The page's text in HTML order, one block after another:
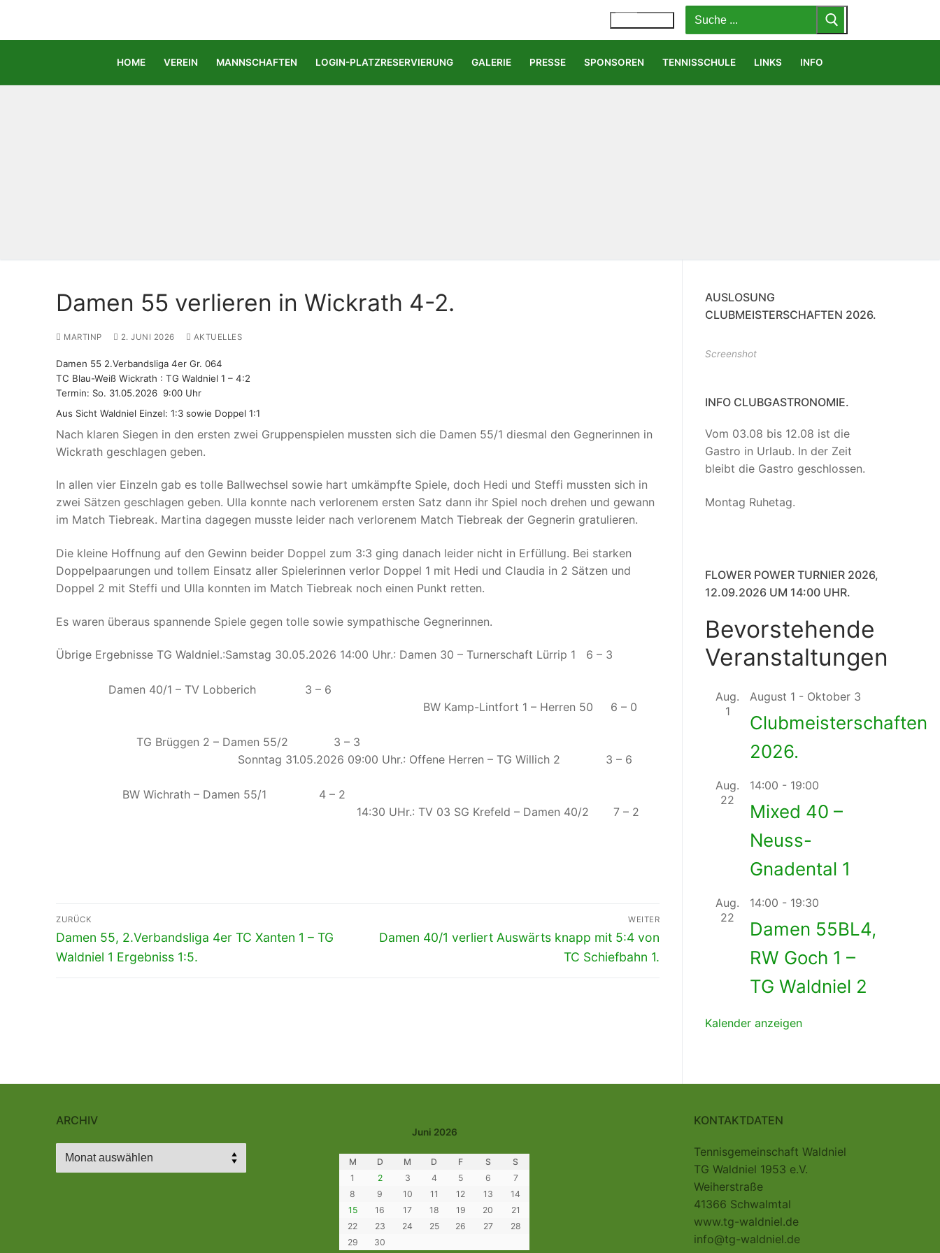
springen
Suchen
nach:
HOME VEREIN MANNSCHAFTEN LOGIN-PLATZRESERVIERUNG GALERIE PRESSE SPONSOREN TENNISSCHULE LINKS INFO
Damen 55 verlieren in Wickrath 4-2.
MARTINP 2. JUNI 2026 AKTUELLES
Damen 55 2.Verbandsliga 4er Gr. 064
TC Blau-Weiß Wickrath : TG Waldniel 1 – 4:2
Termin: So. 31.05.2026 9:00 Uhr
Aus Sicht Waldniel Einzel: 1:3 sowie Doppel 1:1
Nach klaren Siegen in den ersten zwei Gruppenspielen mussten sich die Damen 55/1 diesmal den Gegnerinnen in
Wickrath geschlagen geben.
In allen vier Einzeln gab es tolle Ballwechsel sowie hart umkämpfte Spiele, doch Hedi und Steffi mussten sich in
zwei Sätzen geschlagen geben. Ulla konnte nach verlorenem ersten Satz dann ihr Spiel noch drehen und gewann
im Match Tiebreak. Martina dagegen musste leider nach verlorenem Match Tiebreak der Gegnerin gratulieren.
Die kleine Hoffnung auf den Gewinn beider Doppel zum 3:3 ging danach leider nicht in Erfüllung. Bei starken
Doppelpaarungen und tollem Einsatz aller Spielerinnen verlor Doppel 1 mit Hedi und Claudia in 2 Sätzen und
Doppel 2 mit Steffi und Ulla konnten im Match Tiebreak noch einen Punkt retten.
Es waren überaus spannende Spiele gegen tolle sowie sympathische Gegnerinnen.
Übrige Ergebnisse TG Waldniel.:Samstag 30.05.2026 14:00 Uhr.: Damen 30 – Turnerschaft Lürrip 1 6 – 3
Damen 40/1 – TV Lobberich 3 – 6
BW Kamp-Lintfort 1 – Herren 50 6 – 0
TG Brüggen 2 – Damen 55/2 3 – 3
Sonntag 31.05.2026 09:00 Uhr.: Offene Herren – TG Willich 2 3 – 6
BW Wichrath – Damen 55/1 4 – 2
14:30 UHr.: TV 03 SG Krefeld – Damen 40/2 7 – 2
Beitragsnavigation
ZURÜCK
Vorheriger
Beitrag:
Damen 55, 2.Verbandsliga 4er TC Xanten 1 – TG
Waldniel 1 Ergebniss 1:5.
WEITER
Nächster
Damen 40/1 verliert Auswärts knapp mit 5:4 von
TC Schiefbahn 1.
AUSLOSUNG
CLUBMEISTERSCHAFTEN 2026.
Screenshot
INFO CLUBGASTRONOMIE.
Vom 03.08 bis 12.08 ist die
Gastro in Urlaub. In der Zeit
bleibt die Gastro geschlossen.
Montag Ruhetag.
FLOWER POWER TURNIER 2026,
12.09.2026 UM 14:00 UHR.
Bevorstehende
Veranstaltungen
Aug.
1
August 1 - Oktober 3
Clubmeisterschaften
2026.
Aug.
22
14:00 - 19:00
Mixed 40 –
Neuss-
Gnadental 1
Aug.
22
14:00 - 19:30
Damen 55BL4,
RW Goch 1 –
TG Waldniel 2
Kalender anzeigen
ARCHIV
Archiv
Juni 2026
M D M D F S
S
1
2 3 4 5 6
7
8
9 10 11 12 13
14
15
16 17 18 19 20
21
22
23 24 25 26 27
28
29
30
KONTAKTDATEN
Tennisgemeinschaft Waldniel
TG Waldniel 1953 e.V.
Weiherstraße
41366 Schwalmtal
www.tg-waldniel.de
info@tg-waldniel.de